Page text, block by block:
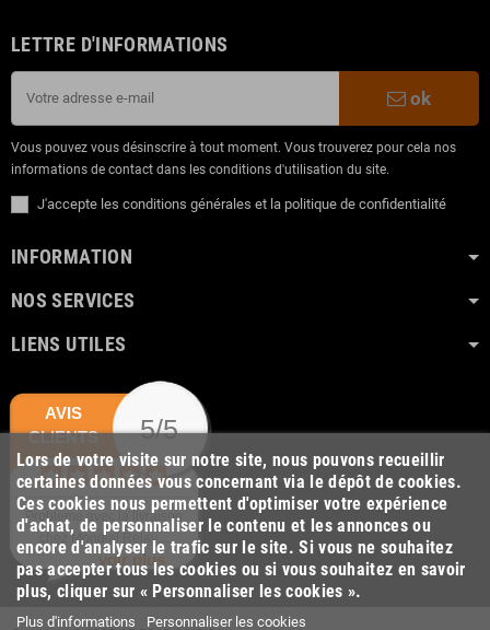
LETTRE D'INFORMATIONS
ok
Vous pouvez vous désinscrire à tout moment. Vous trouverez pour cela nos
informations de contact dans les conditions d'utilisation du site.
J'accepte les conditions générales et la politique de confidentialité
INFORMATION
NOS SERVICES
LIENS UTILES
Lors de votre visite sur notre site, nous pouvons recueillir
certaines données vous concernant via le dépôt de cookies.
Ces cookies nous permettent d'optimiser votre expérience
d'achat, de personnaliser le contenu et les annonces ou
encore d'analyser le trafic sur le site. Si vous ne souhaitez
pas accepter tous les cookies ou si vous souhaitez en savoir
plus, cliquer sur « Personnaliser les cookies ».
Plus d'informations Personnaliser les cookies
AVIS
CLIENTS
5/5
Problème avec la livraison
chez Mondial Relay,...
voir plus